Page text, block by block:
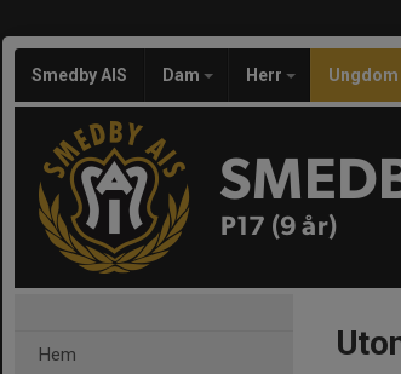
Smedby AIS Dam Herr Ungdom
P17 (9 år)
Hem